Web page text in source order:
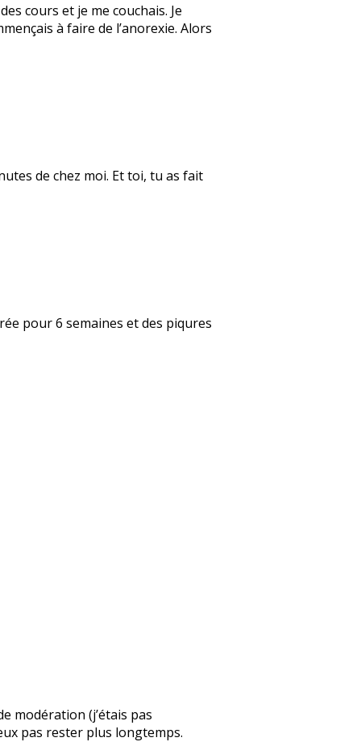
cours et je me couchais. Je
à faire de l’anorexie. Alors
de chez moi. Et toi, tu as fait
pour 6 semaines et des piqures
modération (j’étais pas
pas rester plus longtemps.